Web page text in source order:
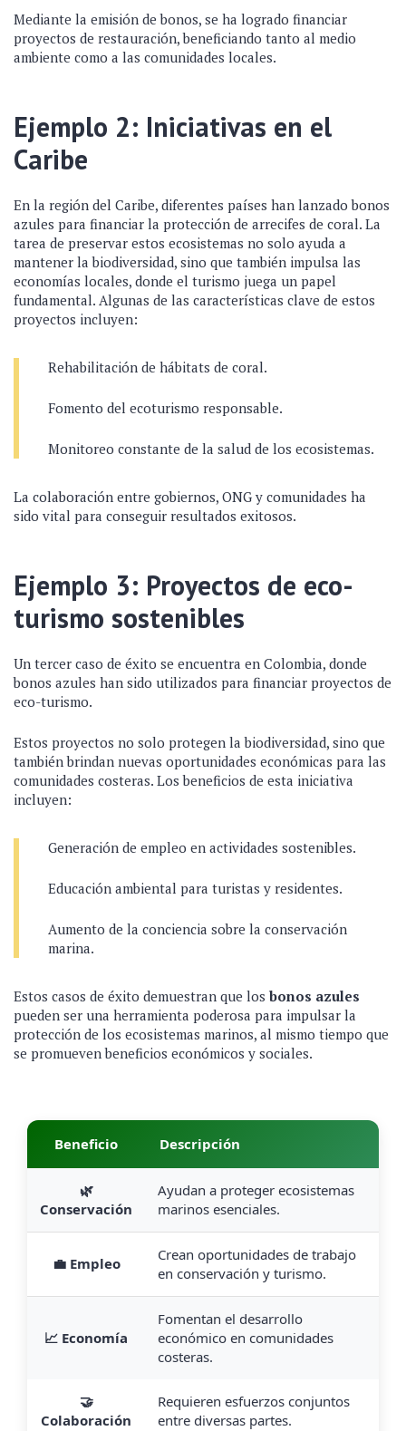
Mediante la emisión de bonos, se ha logrado financiar
proyectos de restauración, beneficiando tanto al medio
ambiente como a las comunidades locales.
Ejemplo 2: Iniciativas en el
Caribe
En la región del Caribe, diferentes países han lanzado bonos
azules para financiar la protección de arrecifes de coral. La
tarea de preservar estos ecosistemas no solo ayuda a
mantener la biodiversidad, sino que también impulsa las
economías locales, donde el turismo juega un papel
fundamental. Algunas de las características clave de estos
proyectos incluyen:
Rehabilitación de hábitats de coral.
Fomento del ecoturismo responsable.
Monitoreo constante de la salud de los ecosistemas.
La colaboración entre gobiernos, ONG y comunidades ha
sido vital para conseguir resultados exitosos.
Ejemplo 3: Proyectos de eco-
turismo sostenibles
Un tercer caso de éxito se encuentra en Colombia, donde
bonos azules han sido utilizados para financiar proyectos de
eco-turismo.
Estos proyectos no solo protegen la biodiversidad, sino que
también brindan nuevas oportunidades económicas para las
comunidades costeras. Los beneficios de esta iniciativa
incluyen:
Generación de empleo en actividades sostenibles.
Educación ambiental para turistas y residentes.
Aumento de la conciencia sobre la conservación
marina.
Estos casos de éxito demuestran que los bonos azules
pueden ser una herramienta poderosa para impulsar la
protección de los ecosistemas marinos, al mismo tiempo que
se promueven beneficios económicos y sociales.
Beneficio Descripción
🌿
Conservación
Ayudan a proteger ecosistemas
marinos esenciales.
💼 Empleo
Crean oportunidades de trabajo
en conservación y turismo.
📈 Economía
Fomentan el desarrollo
económico en comunidades
costeras.
🤝
Colaboración
Requieren esfuerzos conjuntos
entre diversas partes.